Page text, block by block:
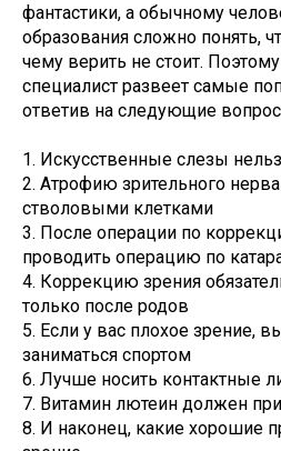
фантастики, а обычному
образования сложно понять,
чему верить не стоит.
специалист развеет самые
ответив на следующие
1. Искусственные слезы
2. Атрофию зрительного
стволовыми клетками
3. После операции по
проводить операцию по
4. Коррекцию зрения
только после родов
5. Если у вас плохое зрение,
заниматься спортом
6. Лучше носить контактные
7. Витамин лютеин должен
8. И наконец, какие хорошие